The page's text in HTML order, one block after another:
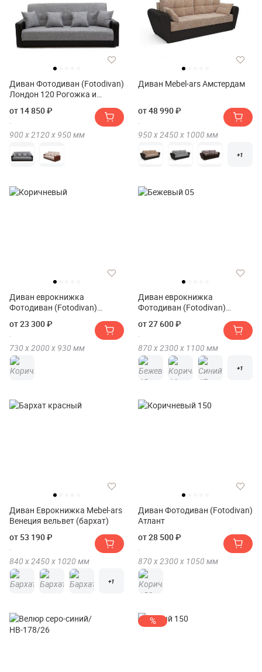
Диван Фотодиван (Fotodivan)
Лондон 120 Рогожка и
от 14 850 ₽
900 х2120 х 950 мм
Диван Mebel-ars Амстердам
от 48 990 ₽
950 х2450 х 1000 мм
+1
Диван еврокнижка
Фотодиван (Fotodivan)
от 23 300 ₽
730 х2000 х 930 мм
Диван еврокнижка
Фотодиван (Fotodivan)
от 27 600 ₽
870 х2300 х 1100 мм
+1
Диван Еврокнижка Mebel-ars
Венеция вельвет (бархат)
от 53 190 ₽
840 х2450 х 1020 мм
+1
Диван Фотодиван (Fotodivan)
Атлант
от 28 500 ₽
870 х2300 х 1050 мм
%